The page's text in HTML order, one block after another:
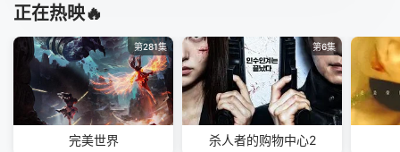
正在热映🔥
第281集
完美世界
第6集
杀人者的购物中心2